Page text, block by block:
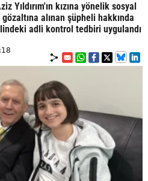
Yıldırım'ın kızına yönelik sosyal
alınan şüpheli hakkında
adli kontrol tedbiri uygulandı